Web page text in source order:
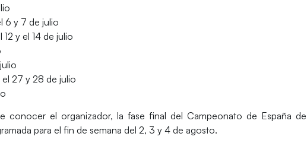
6 y 7 de julio
12 y el 14 de julio
el 27 y 28 de julio
conocer el organizador, la fase final delCampeonato de España de
para el fin de semana del 2, 3 y 4 de agosto.